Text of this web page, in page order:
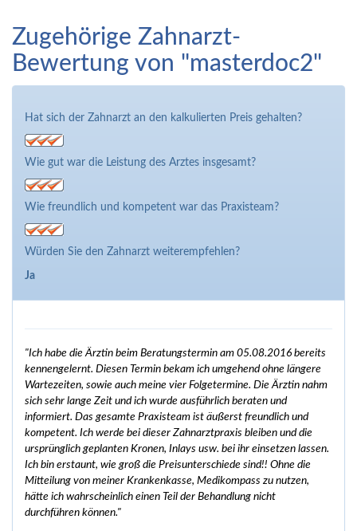
Zugehörige Zahnarzt-
Bewertung von "masterdoc2"
Hat sich der Zahnarzt an den kalkulierten Preis gehalten?
Wie gut war die Leistung des Arztes insgesamt?
Wie freundlich und kompetent war das Praxisteam?
Würden Sie den Zahnarzt weiterempfehlen?
Ja
"Ich habe die Ärztin beim Beratungstermin am 05.08.2016 bereits
kennengelernt. Diesen Termin bekam ich umgehend ohne längere
Wartezeiten, sowie auch meine vier Folgetermine. Die Ärztin nahm
sich sehr lange Zeit und ich wurde ausführlich beraten und
informiert. Das gesamte Praxisteam ist äußerst freundlich und
kompetent. Ich werde bei dieser Zahnarztpraxis bleiben und die
ursprünglich geplanten Kronen, Inlays usw. bei ihr einsetzen lassen.
Ich bin erstaunt, wie groß die Preisunterschiede sind!! Ohne die
Mitteilung von meiner Krankenkasse, Medikompass zu nutzen,
hätte ich wahrscheinlich einen Teil der Behandlung nicht
durchführen können."